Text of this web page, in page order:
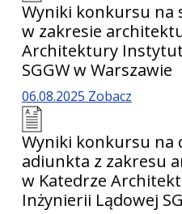
Wyniki konkursu na
w zakresie
Architektury
SGGW w Warszawie
06.08.2025 Zobacz
Wyniki konkursu na
adiunkta z zakresu
w Katedrze
Inżynierii Lądowej